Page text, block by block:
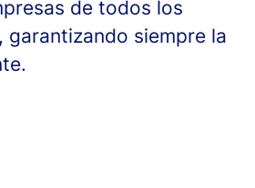
de todos los
siempre la